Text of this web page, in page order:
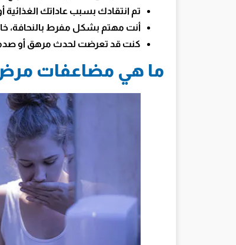
تم انتقادك بسبب عاداتك
أنت مهتم بشكل مفرط بالنحافة،
كنت قد تعرضت لحدث مرهق أو
ما هي مضاعفات مرض